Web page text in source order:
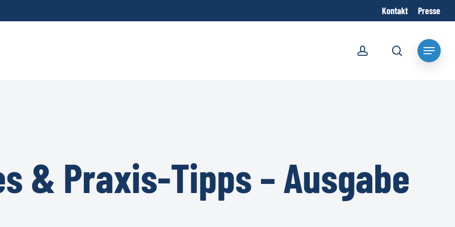
Kontakt Presse
Menu
search
& Praxis-Tipps – Ausgabe